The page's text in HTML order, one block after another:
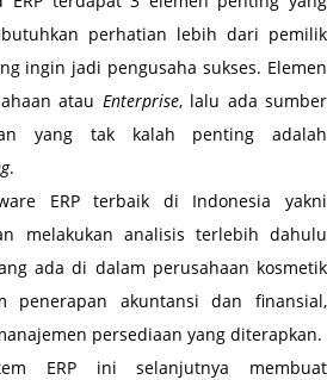
perhatian lebih dari pemilik
ingin jadi pengusaha sukses. Elemen
atau Enterprise, lalu ada sumber
yang tak kalah penting adalah
.
ERP terbaik di Indonesia yakni
melakukan analisis terlebih dahulu
ada di dalam perusahaan kosmetik
penerapan akuntansi dan finansial,
persediaan yang diterapkan.
ERP ini selanjutnya membuat